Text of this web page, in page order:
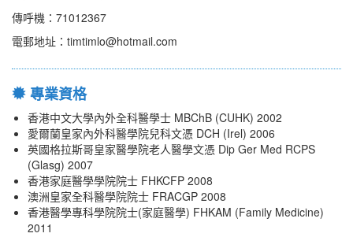
傳呼機：71012367
電郵地址：timtimlo@hotmail.com
專業資格
香港中文大學內外全科醫學士 MBChB (CUHK) 2002
愛爾蘭皇家內外科醫學院兒科文憑 DCH (Irel) 2006
英國格拉斯哥皇家醫學院老人醫學文憑 Dip Ger Med RCPS
(Glasg) 2007
香港家庭醫學學院院士 FHKCFP 2008
澳洲皇家全科醫學院院士 FRACGP 2008
香港醫學專科學院院士(家庭醫學) FHKAM (Family Medicine)
2011